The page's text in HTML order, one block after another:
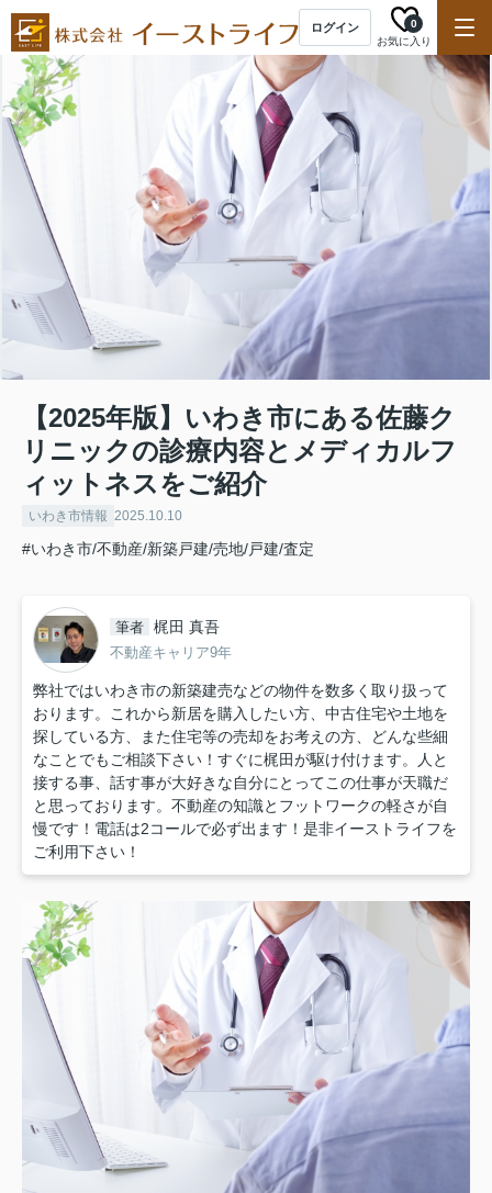
ログイン
お気に入り
0
【2025年版】いわき市にある佐藤ク
リニックの診療内容とメディカルフ
ィットネスをご紹介
いわき市情報 2025.10.10
#いわき市/不動産/新築戸建/売地/戸建/査定
筆者 梶田 真吾
不動産キャリア9年
弊社ではいわき市の新築建売などの物件を数多く取り扱って
おります。これから新居を購入したい方、中古住宅や土地を
探している方、また住宅等の売却をお考えの方、どんな些細
なことでもご相談下さい！すぐに梶田が駆け付けます。人と
接する事、話す事が大好きな自分にとってこの仕事が天職だ
と思っております。不動産の知識とフットワークの軽さが自
慢です！電話は2コールで必ず出ます！是非イーストライフを
ご利用下さい！